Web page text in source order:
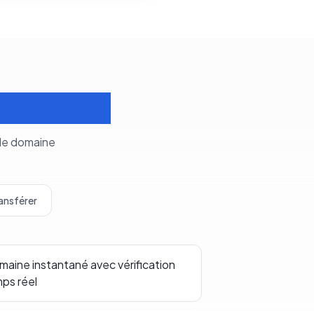
domaine
instantané avec vérification
réel